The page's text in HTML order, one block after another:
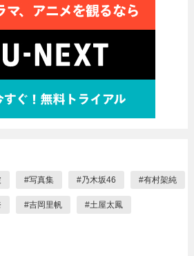
#写真集 #乃木坂46 #有村架純
#吉岡里帆 #土屋太鳳